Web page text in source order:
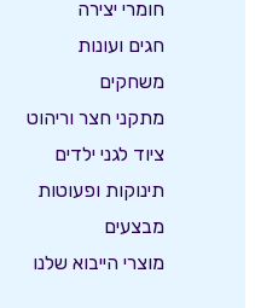
חומרי יצירה
חגים ועונות
משחקים
מתקני חצר וריהוט
ציוד לגני ילדים
תינוקות ופעוטות
מבצעים
מוצרי הייבוא שלנו